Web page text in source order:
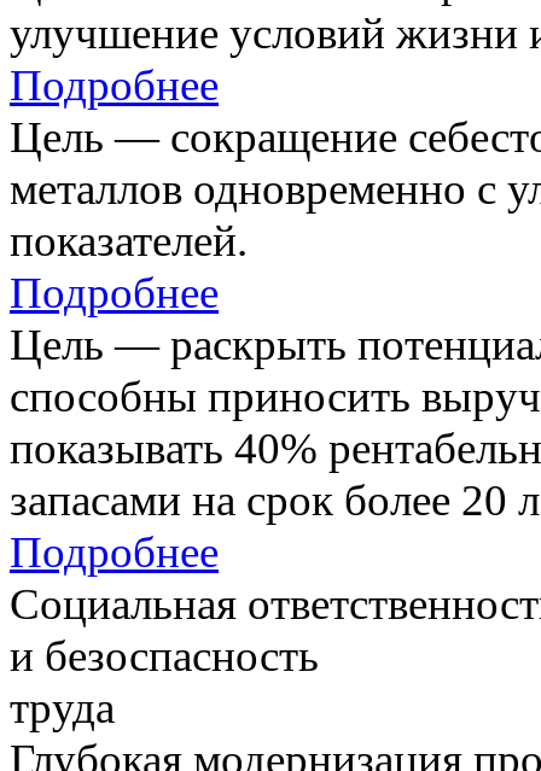
улучшение условий жизни
Подробнее
Цель — сокращение
металлов одновременно с
показателей.
Подробнее
Цель — раскрыть
способны приносить
показывать 40%
запасами на срок более 20
Подробнее
Социальная
и безоспасность
труда
Глубокая модернизация